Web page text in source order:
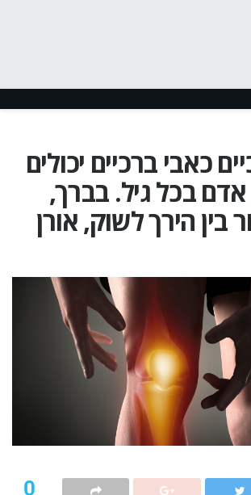
כאבי ברכיים יכולים
בכל גיל. בברך,
בין הירך לשוק, אורן
0